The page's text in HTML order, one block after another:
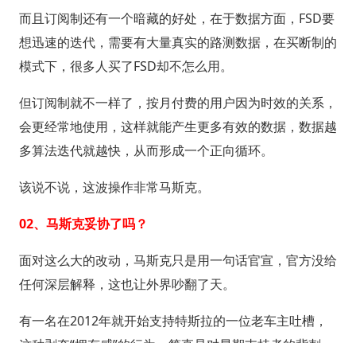
而且订阅制还有一个暗藏的好处，在于数据方面，FSD要
想迅速的迭代，需要有大量真实的路测数据，在买断制的
模式下，很多人买了FSD却不怎么用。
但订阅制就不一样了，按月付费的用户因为时效的关系，
会更经常地使用，这样就能产生更多有效的数据，数据越
多算法迭代就越快，从而形成一个正向循环。
该说不说，这波操作非常马斯克。
02、马斯克妥协了吗？
面对这么大的改动，马斯克只是用一句话官宣，官方没给
任何深层解释，这也让外界吵翻了天。
有一名在2012年就开始支持特斯拉的一位老车主吐槽，